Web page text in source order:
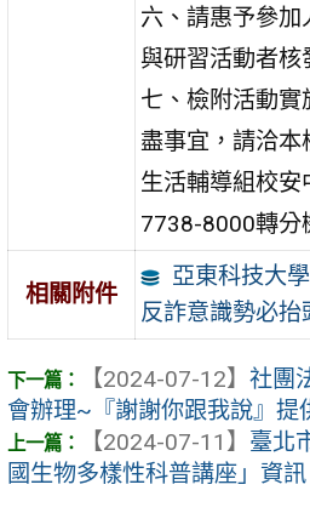
六、請惠予參
與研習活動者核
七、檢附活動
盡事宜，請洽
生活輔導組校
7738-8000轉分
相關附件
亞東科技大
反詐意識勢必抬
【2024-07-12】 社團
會辦理~『謝謝你跟我說』提
【2024-07-11】 臺北
國生物多樣性科普講座」資訊